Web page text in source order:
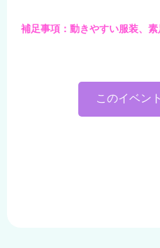
補足事項：動きやすい服装、
このイベン